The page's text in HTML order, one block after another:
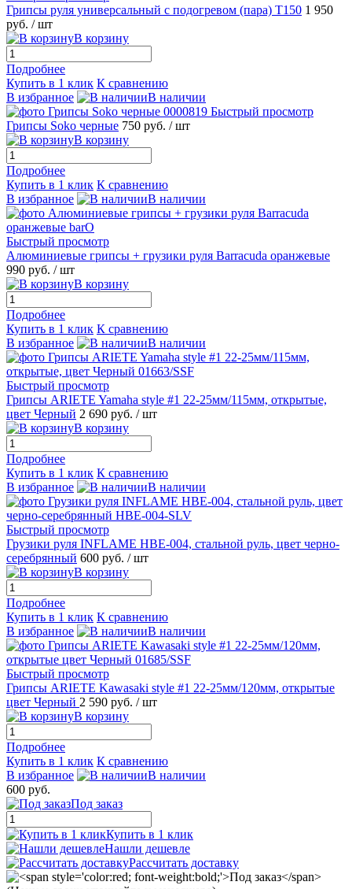
Грипсы руля универсальный с подогревом (пара) Т150 1 950
руб. / шт
В корзину
Подробнее
Купить в 1 клик К сравнению
В избранное
В наличии
Быстрый просмотр
Грипсы Soko черные 750 руб. / шт
В корзину
Подробнее
Купить в 1 клик К сравнению
В избранное
В наличии
Быстрый просмотр
Алюминиевые грипсы + грузики руля Barracuda оранжевые
990 руб. / шт
В корзину
Подробнее
Купить в 1 клик К сравнению
В избранное
В наличии
Быстрый просмотр
Грипсы ARIETE Yamaha style #1 22-25мм/115мм, открытые,
цвет Черный 2 690 руб. / шт
В корзину
Подробнее
Купить в 1 клик К сравнению
В избранное
В наличии
Быстрый просмотр
Грузики руля INFLAME HBE-004, стальной руль, цвет черно-
серебрянный 600 руб. / шт
В корзину
Подробнее
Купить в 1 клик К сравнению
В избранное
В наличии
Быстрый просмотр
Грипсы ARIETE Kawasaki style #1 22-25мм/120мм, открытые
цвет Черный 2 590 руб. / шт
В корзину
Подробнее
Купить в 1 клик К сравнению
В избранное
В наличии
600 руб.
Под заказ
Купить в 1 клик
Нашли дешевле
Рассчитать доставку